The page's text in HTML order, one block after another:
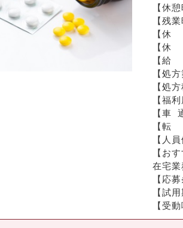
【休
【残
【休
【休
【給
【処
【処
【福
【車
【転
【人
【お
在宅業
【応
【試
【受